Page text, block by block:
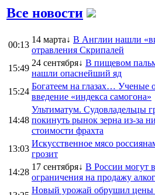
Все новости
00:13
14 марта↓ В Англии нашли
отравления Скрипалей
15:49
24 сентября↓ В пищевом
нашли опаснейший яд
15:24
Богатеем на глазах… Ученые
введение «индекса самогона»
14:48
Ультиматум. Судовладельцы
покинуть рынок зерна из-за
стоимости фрахта
13:03
Искусственное мясо
грозит
14:28
17 сентября↓ В России могут
ограничения на продажу
Новый урожай обрушил цены